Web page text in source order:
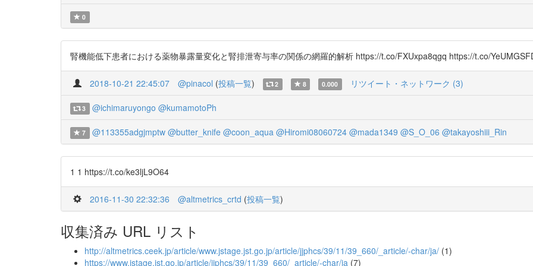
0
腎機能低下患者における薬物暴露量変化と腎排泄寄与率の関係の網羅的解析 https://t.co/FXUxpa8qgq https://t.co/
2018-10-21 22:45:07 @pinacol (投稿一覧) 2 8 0.000 リツイート・ネットワーク (3)
3 @ichimaruyongo @kumamotoPh
7 @113355adgjmptw @butter_knife @coon_aqua @Hiromi08060724 @mada1349 @S_O_06 @takayoshiii_Rin
1 1 https://t.co/ke3ljL9O64
2016-11-30 22:32:36 @altmetrics_crtd (投稿一覧)
収集済み URL リスト
http://altmetrics.ceek.jp/article/www.jstage.jst.go.jp/article/jjphcs/39/11/39_660/_article/-char/ja/ (1)
https://www.jstage.jst.go.jp/article/jjphcs/39/11/39_660/_article/-char/ja (7)